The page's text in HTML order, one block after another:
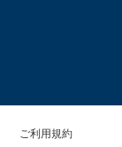
ご利用規約